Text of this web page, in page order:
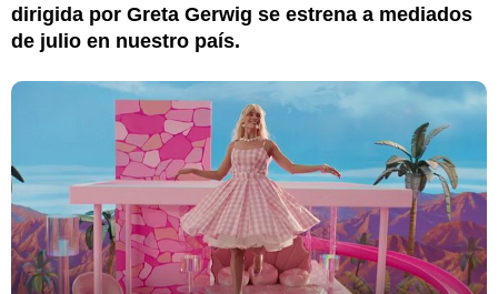
dirigida por Greta Gerwig se estrena a mediados
de julio en nuestro país.